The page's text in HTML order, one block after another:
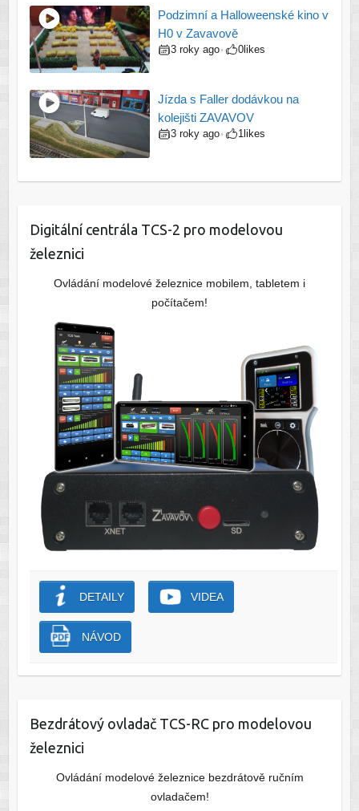
Podzimní a Halloweenské kino v
H0 v Zavavově
3 roky ago• 0likes
Jízda s Faller dodávkou na
kolejišti ZAVAVOV
3 roky ago• 1likes
Digitální centrála TCS-2 pro modelovou
železnici
Ovládání modelové železnice mobilem, tabletem i
počítačem!
DETAILY VIDEA
NÁVOD
Bezdrátový ovladač TCS-RC pro modelovou
železnici
Ovládání modelové železnice bezdrátově ručním
ovladačem!